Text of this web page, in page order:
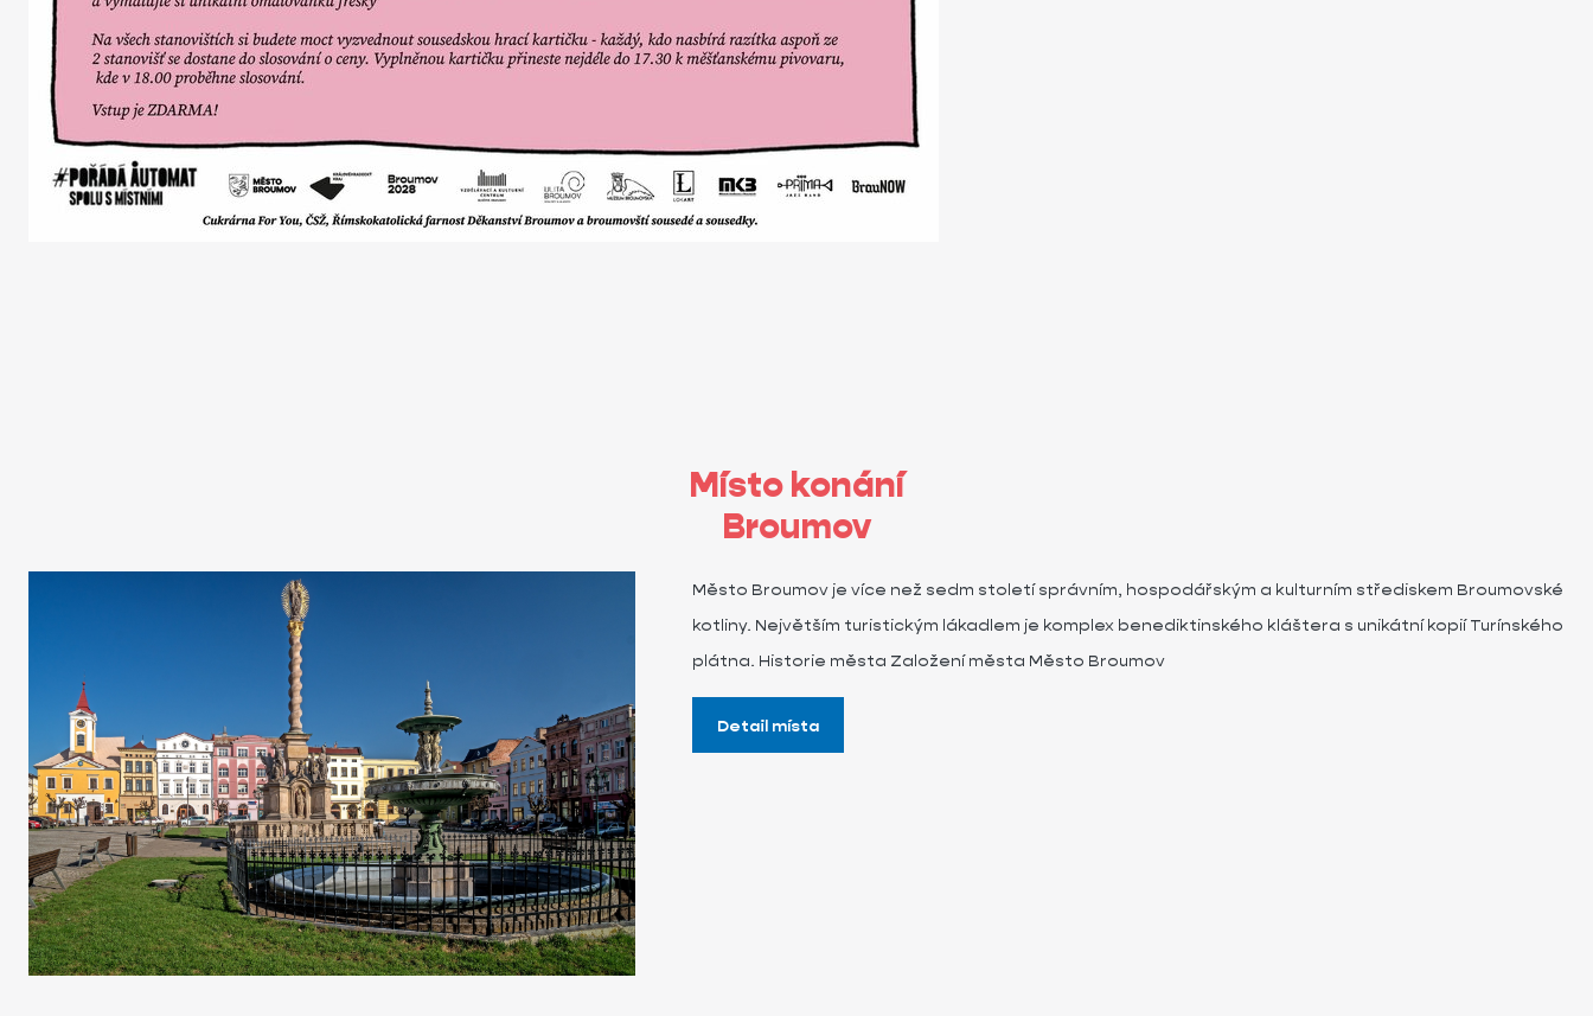
Místo konání
Broumov
Město Broumov je více než sedm století správním, hospodářským a kulturním střediskem Broumovské
kotliny. Největším turistickým lákadlem je komplex benediktinského kláštera s unikátní kopií Turínského
plátna. Historie města Založení města Město Broumov
Detail místa